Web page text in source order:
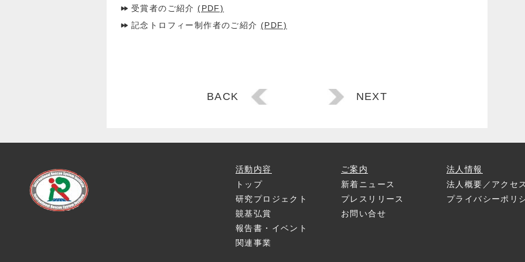
受賞者のご紹介 (PDF)
記念トロフィー制作者のご紹介 (PDF)
ゲ
BACK NEXT
活動内容
トップ
研究プロジェクト
竸基弘賞
報告書・イベント
関連事業
ご案内
新着ニュース
プレスリリース
お問い合せ
法人情報
法人概要／アクセ
プライバシーポリ